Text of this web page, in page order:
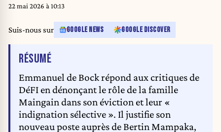
22 mai 2026 à 10:13
Suis-nous sur GOOGLE NEWS GOOGLE DISCOVER
RÉSUMÉDE L'ARTICLE
Emmanuel de Bock répond aux critiques de
DéFI en dénonçant le rôle de la famille
Maingain dans son éviction et leur «
indignation sélective ». Il justifie son
nouveau poste auprès de Bertin Mampaka,